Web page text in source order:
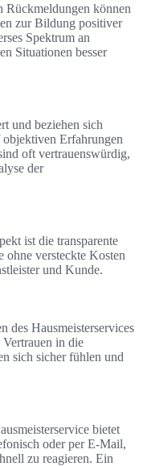
Rückmeldungen können
zur Bildung positiver
Spektrum an
Situationen besser
und beziehen sich
Erfahrungen
oft vertrauenswürdig,
der
ist die transparente
ohne versteckte Kosten
und Kunde.
des Hausmeisterservices
in die
sich sicher fühlen und
bietet
oder per E-Mail,
zu reagieren. Ein